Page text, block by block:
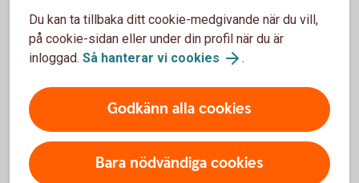
redogöra för dem i din deklaration. Du betalar
alltså inte skatt om du säljer något med vinst
eller får utdelning. I stället betalar du en årlig
insättningar du gjort under året.
Skulle du göra en förlust på dina värdepapper
kan du inte göra avdrag för dem.
Du betalar skatt på ditt sparande på ISK
Du kan ta tillbaka ditt cookie-medgivande när du vill,
på cookie-sidan eller under din profil när du är
inloggad. Så hanterar vi cookies .
Godkänn alla cookies
Bara nödvändiga cookies